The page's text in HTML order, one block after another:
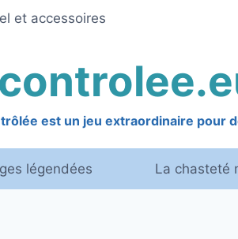
et accessoires
est un jeu extraordinaire pour
légendées La chasteté